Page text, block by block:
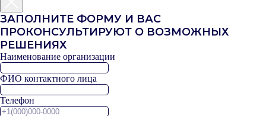
ЗАПОЛНИТЕ ФОРМУ И ВАС
ПРОКОНСУЛЬТИРУЮТ О ВОЗМОЖНЫХ
РЕШЕНИЯХ
Наименование организации
ФИО контактного лица
Телефон